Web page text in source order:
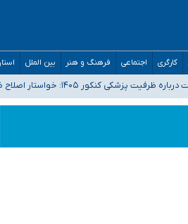
کارگری اجتماعی فرهنگ و هنر بین الملل
خواستار اصلاح ظرفیت‌ها هستیم، اما هنوز پاسخ مشخصی نگرفته‌ایم
دکترای تخصصی فرماندهی صحنه عملیات و